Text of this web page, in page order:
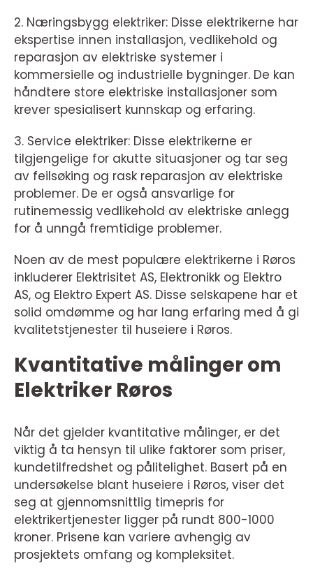
2. Næringsbygg elektriker: Disse elektrikerne har
ekspertise innen installasjon, vedlikehold og
reparasjon av elektriske systemer i
kommersielle og industrielle bygninger. De kan
håndtere store elektriske installasjoner som
krever spesialisert kunnskap og erfaring.
3. Service elektriker: Disse elektrikerne er
tilgjengelige for akutte situasjoner og tar seg
av feilsøking og rask reparasjon av elektriske
problemer. De er også ansvarlige for
rutinemessig vedlikehold av elektriske anlegg
for å unngå fremtidige problemer.
Noen av de mest populære elektrikerne i Røros
inkluderer Elektrisitet AS, Elektronikk og Elektro
AS, og Elektro Expert AS. Disse selskapene har et
solid omdømme og har lang erfaring med å gi
kvalitetstjenester til huseiere i Røros.
Kvantitative målinger om
Elektriker Røros
Når det gjelder kvantitative målinger, er det
viktig å ta hensyn til ulike faktorer som priser,
kundetilfredshet og pålitelighet. Basert på en
undersøkelse blant huseiere i Røros, viser det
seg at gjennomsnittlig timepris for
elektrikertjenester ligger på rundt 800-1000
kroner. Prisene kan variere avhengig av
prosjektets omfang og kompleksitet.